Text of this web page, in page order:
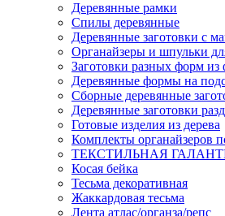
Деревянные рамки
Спилы деревянные
Деревянные заготовки с
Органайзеры и шпульки
Заготовки разных форм из
Деревянные формы на
Сборные деревянные
Деревянные заготовки
Готовые изделия из дерева
Комплекты органайзеров
ТЕКСТИЛЬНАЯ
Косая бейка
Тесьма декоративная
Жаккардовая тесьма
Лента атлас/органза/репс